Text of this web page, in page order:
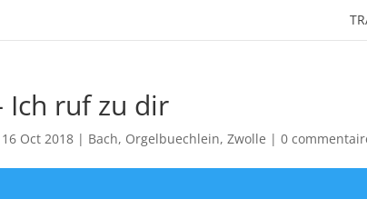
Ich ruf zu dir
16 Oct 2018 | Bach, Orgelbuechlein,Zwolle |0